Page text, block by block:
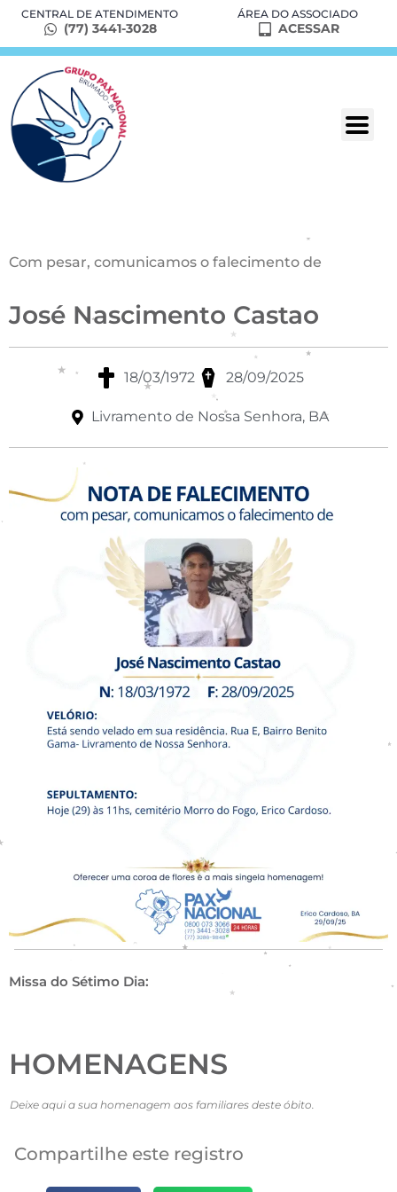
CENTRAL DE ATENDIMENTO
(77) 3441-3028
ÁREA DO ASSOCIADO
ACESSAR
Com pesar, comunicamos o falecimento de
José Nascimento Castao
18/03/1972 28/09/2025
Livramento de Nossa Senhora, BA
Missa do Sétimo Dia:
HOMENAGENS
Deixe aqui a sua homenagem aos familiares deste óbito.
Compartilhe este registro